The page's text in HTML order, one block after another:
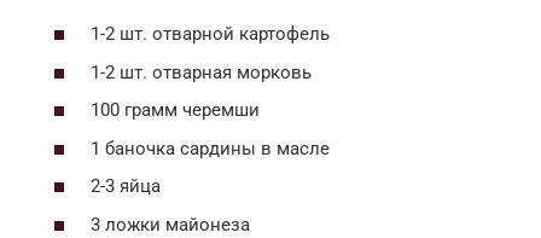
1-2 шт. отварной картофель
1-2 шт. отварная морковь
100 грамм черемши
1 баночка сардины в масле
2-3 яйца
3 ложки майонеза